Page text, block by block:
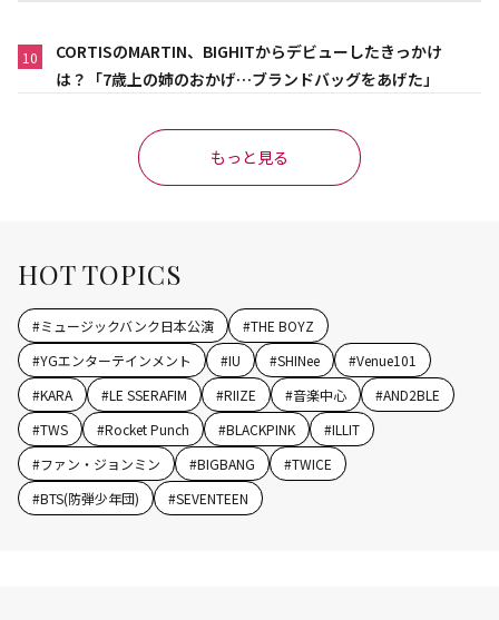
10
CORTISのMARTIN、BIGHITからデビューしたきっかけ
は？「7歳上の姉のおかげ…ブランドバッグをあげた」
もっと見る
HOT TOPICS
#ミュージックバンク日本公演 #THE BOYZ
#YGエンターテインメント #IU #SHINee #Venue101
#KARA #LE SSERAFIM #RIIZE #音楽中心 #AND2BLE
#TWS #Rocket Punch #BLACKPINK #ILLIT
#ファン・ジョンミン #BIGBANG #TWICE
#BTS(防弾少年団) #SEVENTEEN